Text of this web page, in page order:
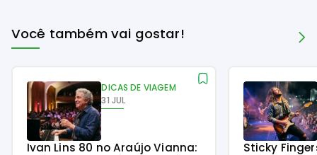
Você também vai gostar!
DICAS DE VIAGEM
31 JUL
Ivan Lins 80 no Araújo Vianna:
Sticky